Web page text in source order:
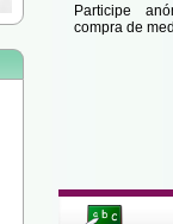
Participe
compra de